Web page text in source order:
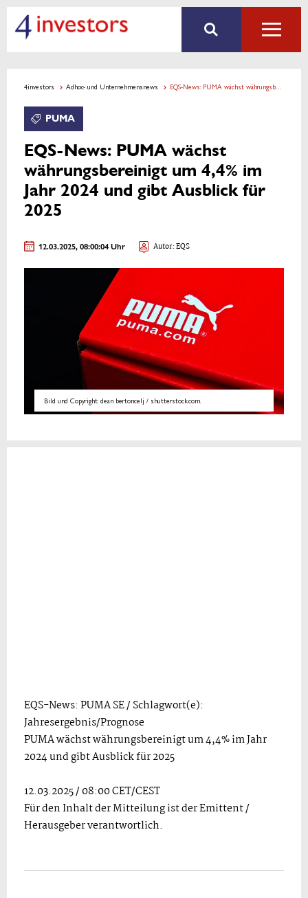
4investors Adhoc- und Unternehmensnews EQS-News: PUMA wächst währungsbereinigt um 4,4% im Jahr 2024 und gibt Ausblick für 2025
PUMA
EQS-News: PUMA wächst
währungsbereinigt um 4,4% im
Jahr 2024 und gibt Ausblick für
2025
12.03.2025, 08:00:04 Uhr Autor: EQS
Bild und Copyright: dean bertoncelj / shutterstock.com.
EQS-News: PUMA SE / Schlagwort(e):
Jahresergebnis/Prognose
PUMA wächst währungsbereinigt um 4,4% im Jahr
2024 und gibt Ausblick für 2025
12.03.2025 / 08:00 CET/CEST
Für den Inhalt der Mitteilung ist der Emittent /
Herausgeber verantwortlich.